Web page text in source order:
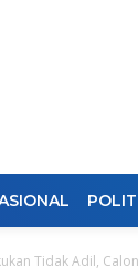
Tidak Adil,